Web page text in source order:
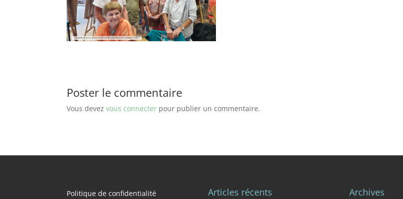
Poster le commentaire
Vous devezvous connecter pour publier un commentaire.
Politique de confidentialité
Articles récents Archives